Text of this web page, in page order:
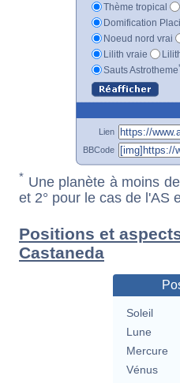
Thème tropical
Domification
Noeud nord vrai
Lilith vraie
Sauts Astrotheme
Lien
BBCode
* Une planète à moins
et 2° pour le cas de l'AS
Positions et
Castaneda
Soleil
Lune
Mercure
Vénus